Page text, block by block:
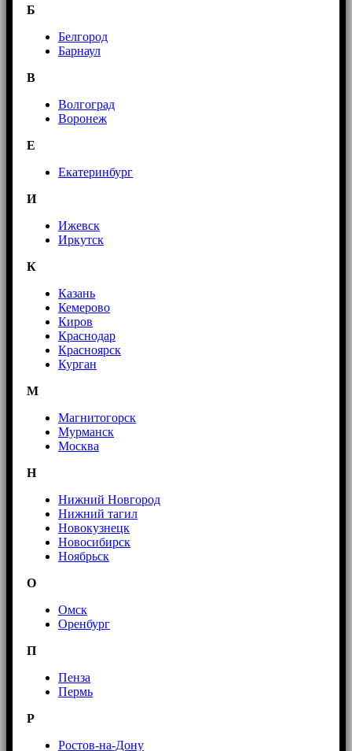
Б
Белгород
Барнаул
В
Волгоград
Воронеж
E
Екатеринбург
И
Ижевск
Иркутск
К
Казань
Кемерово
Киров
Краснодар
Красноярск
Курган
М
Магнитогорск
Мурманск
Москва
Н
Нижний Новгород
Нижний тагил
Новокузнецк
Новосибирск
Ноябрьск
О
Омск
Оренбург
П
Пенза
Пермь
Р
Ростов-на-Дону